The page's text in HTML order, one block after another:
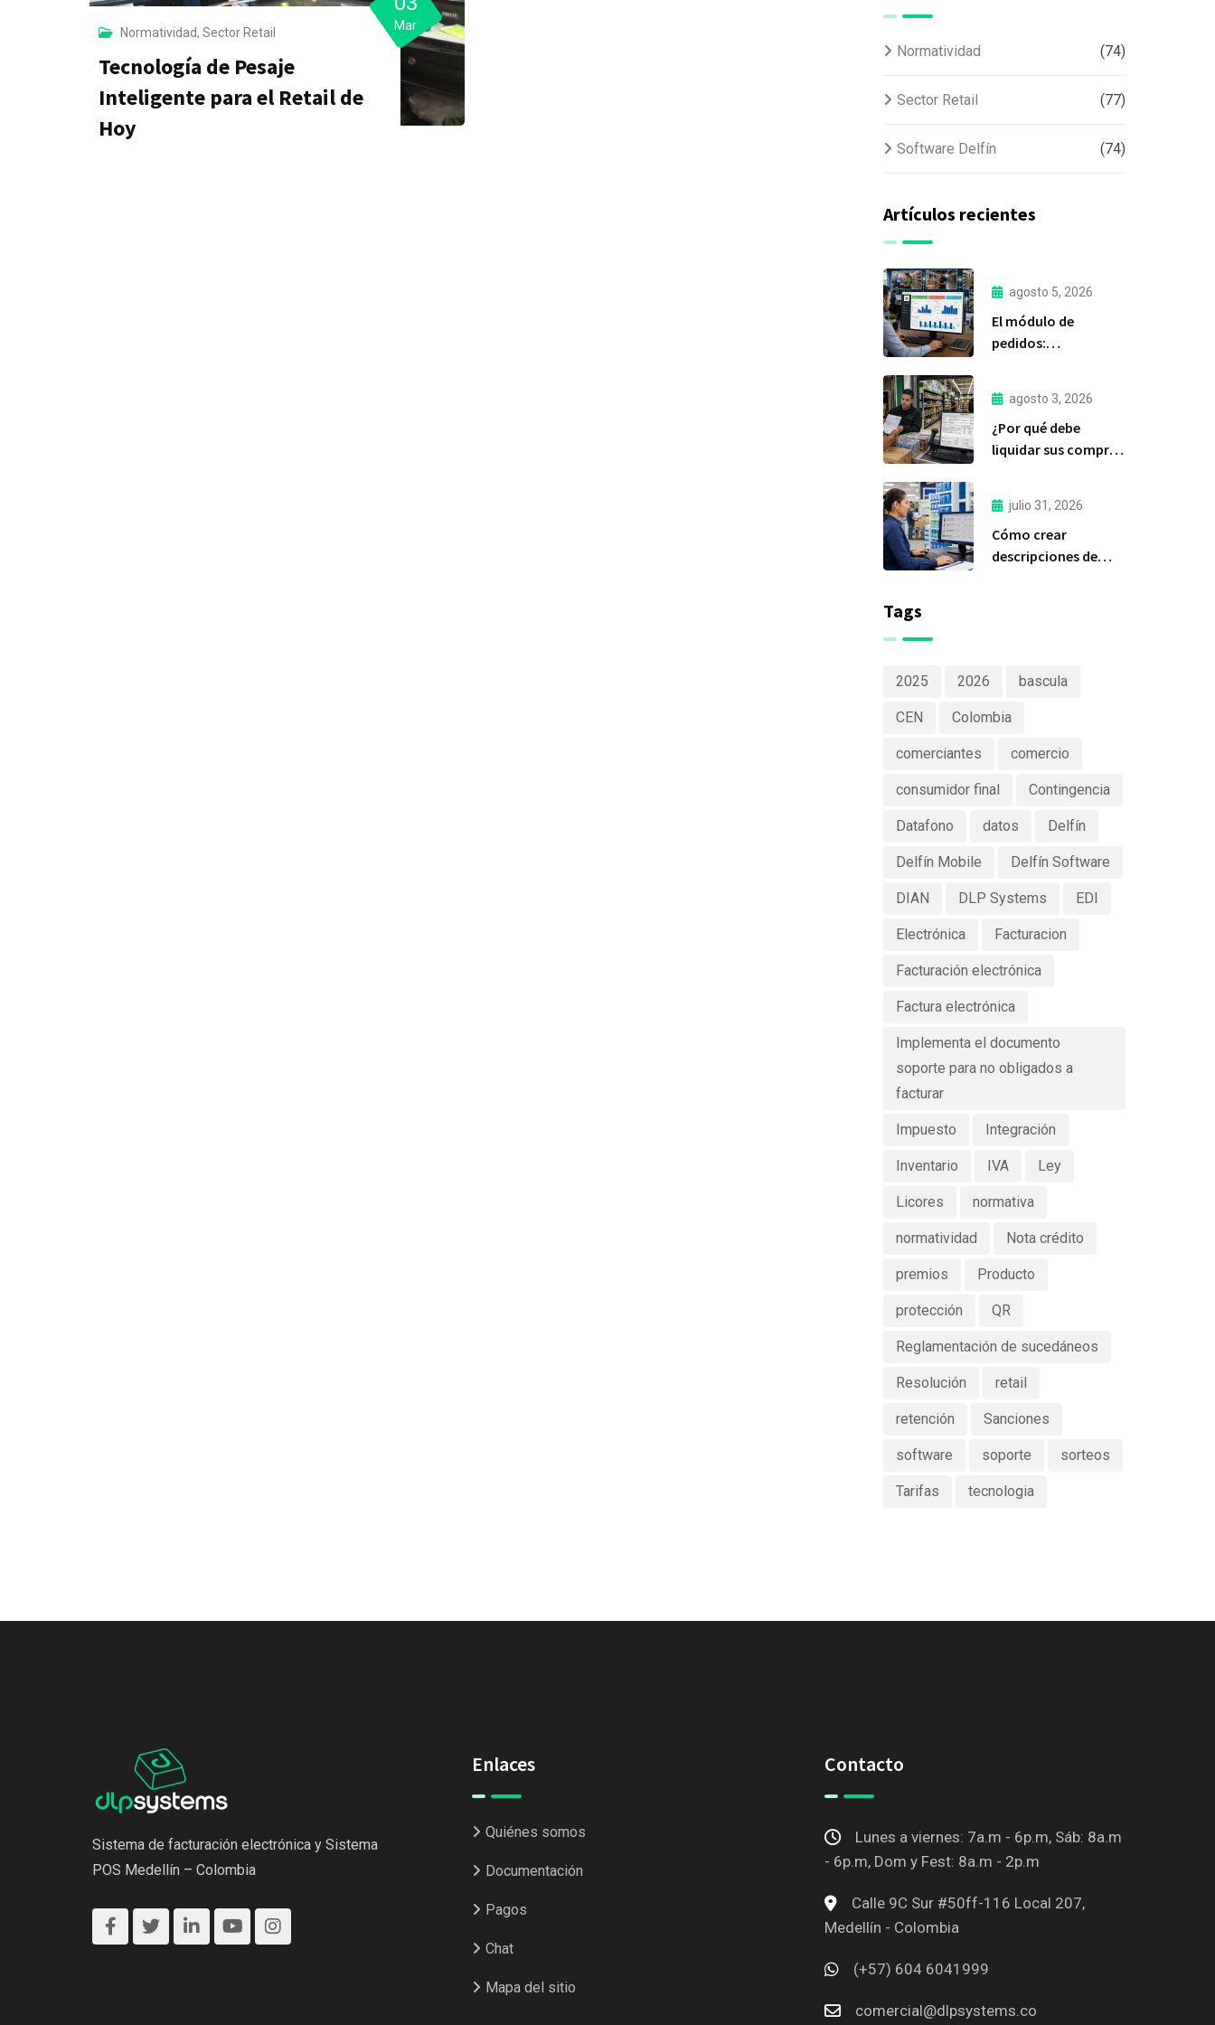
Normatividad, Sector Retail
Tecnología de Pesaje
Inteligente para el Retail de
Hoy
Mar
Normatividad (74)
Sector Retail (77)
Software Delfín (74)
Artículos recientes
agosto 5, 2026
El módulo de
pedidos:
importante de Delfín
Software
agosto 3, 2026
¿Por qué debe
liquidar sus compras
julio 31, 2026
Cómo crear
descripciones de
Tags
2025 2026 bascula
CEN Colombia
comerciantes comercio
consumidor final Contingencia
Datafono datos Delfín
Delfín Mobile Delfín Software
DIAN DLP Systems EDI
Electrónica Facturacion
Facturación electrónica
Factura electrónica
Implementa el documento
soporte para no obligados a
facturar
Impuesto Integración
Inventario IVA Ley
Licores normativa
normatividad Nota crédito
premios Producto
protección QR
Reglamentación de sucedáneos
Resolución retail
retención Sanciones
software soporte sorteos
Tarifas tecnologia
Sistema de facturación electrónica y Sistema
POS Medellín – Colombia
Enlaces
Quiénes somos
Documentación
Pagos
Chat
Mapa del sitio
Contacto
Lunes a viernes: 7a.m - 6p.m, Sáb: 8a.m
- 6p.m, Dom y Fest: 8a.m - 2p.m
Calle 9C Sur #50ff-116 Local 207,
Medellín - Colombia
(+57) 604 6041999
comercial@dlpsystems.co